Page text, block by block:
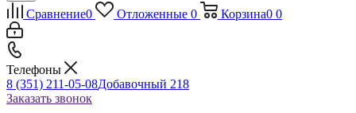
Сравнение0 Отложенные 0 Корзина0 0
Телефоны
8 (351) 211-05-08Добавочный 218
Заказать звонок